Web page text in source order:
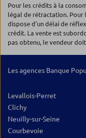
Pour les crédits à la
légal de rétractation. Pour
dispose d'un délai de
crédit. La vente est
pas obtenu, le vendeur
Les agences Banque
Levallois-Perret
Clichy
Neuilly-sur-Seine
Courbevoie